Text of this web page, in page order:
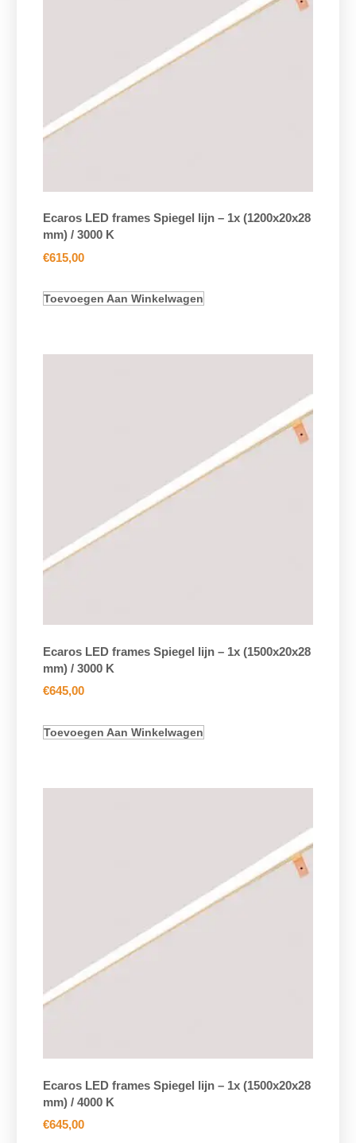
Ecaros LED frames Spiegel lijn – 1x (1200x20x28
mm) / 3000 K
€615,00
Toevoegen Aan Winkelwagen
Ecaros LED frames Spiegel lijn – 1x (1500x20x28
mm) / 3000 K
€645,00
Toevoegen Aan Winkelwagen
Ecaros LED frames Spiegel lijn – 1x (1500x20x28
mm) / 4000 K
€645,00